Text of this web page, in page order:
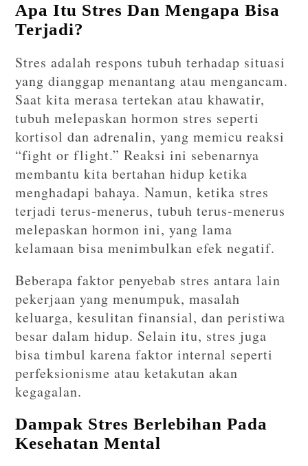
Apa Itu Stres Dan Mengapa Bisa
Terjadi?
Stres adalah respons tubuh terhadap situasi
yang dianggap menantang atau mengancam.
Saat kita merasa tertekan atau khawatir,
tubuh melepaskan hormon stres seperti
kortisol dan adrenalin, yang memicu reaksi
“fight or flight.” Reaksi ini sebenarnya
membantu kita bertahan hidup ketika
menghadapi bahaya. Namun, ketika stres
terjadi terus-menerus, tubuh terus-menerus
melepaskan hormon ini, yang lama
kelamaan bisa menimbulkan efek negatif.
Beberapa faktor penyebab stres antara lain
pekerjaan yang menumpuk, masalah
keluarga, kesulitan finansial, dan peristiwa
besar dalam hidup. Selain itu, stres juga
bisa timbul karena faktor internal seperti
perfeksionisme atau ketakutan akan
kegagalan.
Dampak Stres Berlebihan Pada
Kesehatan Mental